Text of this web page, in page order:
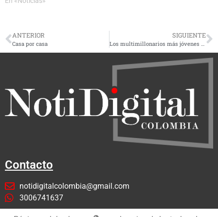
ANTERIOR
Casa por casa
SIGUIENTE
Los multimillonarios más jóvenes del mundo
Contacto
notidigitalcolombia@gmail.com
3006741637